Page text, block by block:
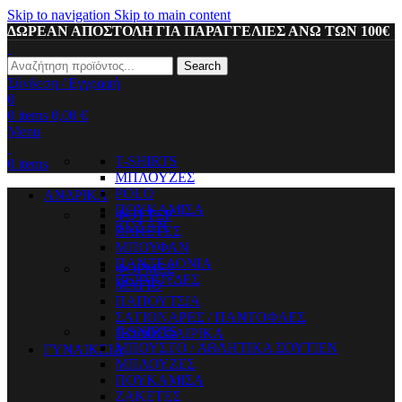
Skip to navigation Skip to main content
ΔΩΡΕΑΝ ΑΠΟΣΤΟΛΗ ΓΙΑ ΠΑΡΑΓΓΕΛΙΕΣ ΑΝΩ ΤΩΝ 100€
Search
Σύνδεση / Εγγραφή
0
0 items 0,00 €
Menu
0 items
ΑΝΔΡΙΚΑ
T-SHIRTS
ΜΠΛΟΥΖΕΣ
POLO
ΠΟΥΚΑΜΙΣΑ
ΚΟΛΑΝ
ΦΟΥΤΕΡ
ΖΑΚΕΤΕΣ
ΜΠΟΥΦΑΝ
ΠΑΝΤΕΛΟΝΙΑ
ΒΕΡΜΟΥΔΕΣ
ΦΟΡΜΕΣ
ΜΑΓΙΟ
ΠΑΠΟΥΤΣΙΑ
ΣΑΓΙΟΝΑΡΕΣ / ΠΑΝΤΟΦΛΕΣ
ΠΟΔΟΣΦΑΙΡΙΚΑ
ΓΥΝΑΙΚΕΙΑ
T-SHIRTS
ΜΠΟΥΣΤΟ / ΑΘΛΗΤΙΚΑ ΣΟΥΤΙΕΝ
ΜΠΛΟΥΖΕΣ
ΠΟΥΚΑΜΙΣΑ
ΖΑΚΕΤΕΣ